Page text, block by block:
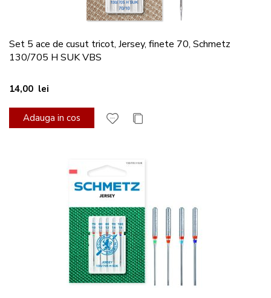
Set 5 ace de cusut tricot, Jersey, finete 70, Schmetz
130/705 H SUK VBS
14,00 lei
Adauga in cos